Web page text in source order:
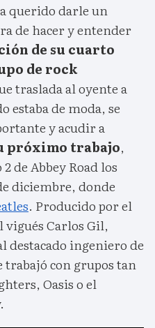
querido darle un
de hacer y entender
de su cuarto
de rock
traslada al oyente a
estaba de moda, se
y acudir a
próximo trabajo,
de Abbey Road los
diciembre, donde
. Producido por el
Carlos Gil,
destacado ingeniero de
con grupos tan
Oasis o el